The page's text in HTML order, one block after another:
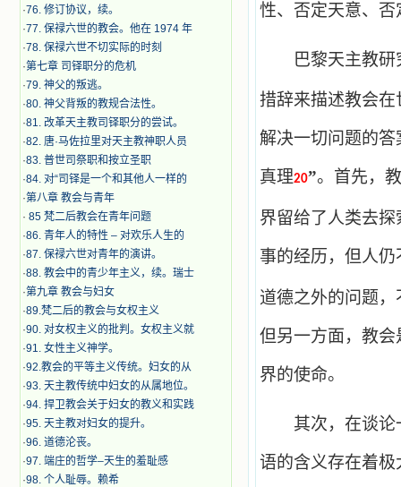
·76. 修订协议，续。
·77. 保禄六世的教会。他在 1974 年
·78. 保禄六世不切实际的时刻
·第七章 司铎职分的危机
·79. 神父的叛逃。
·80. 神父背叛的教规合法性。
·81. 改革天主教司铎职分的尝试。
·82. 唐·马佐拉里对天主教神职人员
·83. 普世司祭职和按立圣职
·84. 对“司铎是一个和其他人一样的
·第八章 教会与青年
· ​ 85 梵二后教会在青年问题
·86. 青年人的特性 – 对欢乐人生的
·87. 保禄六世对青年的演讲。
·88. 教会中的青少年主义，续。瑞士
·第九章 教会与妇女
·89.梵二后的教会与女权主义
·90. 对女权主义的批判。女权主义就
·91. 女性主义神学。
·92.教会的平等主义传统。妇女的从
·93. 天主教传统中妇女的从属地位。
·94. 捍卫教会关于妇女的教义和实践
·95. 天主教对妇女的提升。
·96. 道德沦丧。
·97. 端庄的哲学–天生的羞耻感
·98. 个人耻辱。赖希
性、否定天意、
巴黎天主教研
措辞来描述教会
解决一切问题的答
真理20”。首先，
界留给了人类去
事的经历，但人
道德之外的问题
但另一方面，教
界的使命。
其次，在谈论一
语的含义存在着